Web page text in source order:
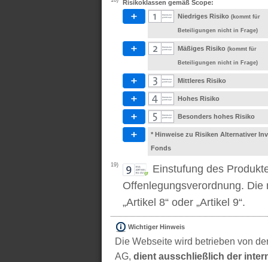
Risikoklassen gemäß Scope:
Niedriges Risiko (kommt für
Beteiligungen nicht in Frage)
Mäßiges Risiko (kommt für
Beteiligungen nicht in Frage)
Mittleres Risiko
Hohes Risiko
Besonders hohes Risiko
* Hinweise zu Risiken Alternativer
Fonds
19)
Einstufung des
Offenlegungsverordnung. Die
„Artikel 8“ oder „Artikel 9“.
Wichtiger Hinweis
Die Webseite wird betrieben von
AG, dient ausschließlich der